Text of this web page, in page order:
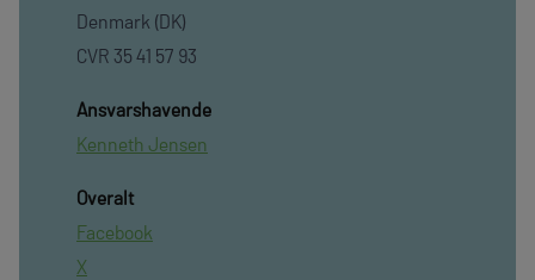
Denmark (DK)
CVR 35 41 57 93
Ansvarshavende
Kenneth Jensen
Overalt
Facebook
X